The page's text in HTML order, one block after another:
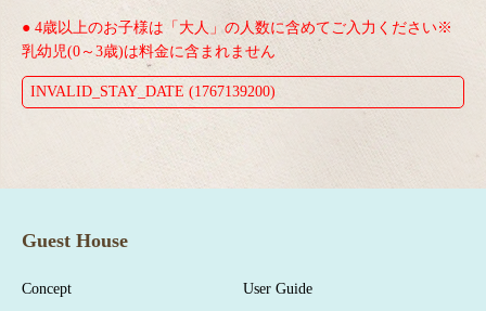
INVALID_STAY_DATE (1767139200)
● 4歳以上のお子様は「大人」の人数に含めてご入力ください※
乳幼児(0～3歳)は料金に含まれません
Guest House
Concept User Guide